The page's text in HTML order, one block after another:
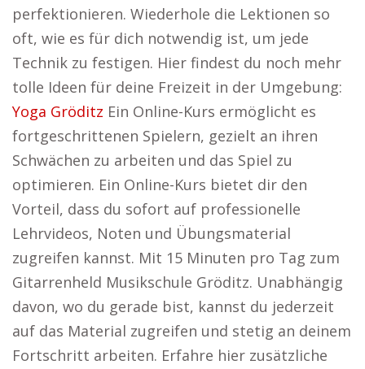
perfektionieren. Wiederhole die Lektionen so
oft, wie es für dich notwendig ist, um jede
Technik zu festigen. Hier findest du noch mehr
tolle Ideen für deine Freizeit in der Umgebung:
Yoga Gröditz Ein Online-Kurs ermöglicht es
fortgeschrittenen Spielern, gezielt an ihren
Schwächen zu arbeiten und das Spiel zu
optimieren. Ein Online-Kurs bietet dir den
Vorteil, dass du sofort auf professionelle
Lehrvideos, Noten und Übungsmaterial
zugreifen kannst. Mit 15 Minuten pro Tag zum
Gitarrenheld Musikschule Gröditz. Unabhängig
davon, wo du gerade bist, kannst du jederzeit
auf das Material zugreifen und stetig an deinem
Fortschritt arbeiten. Erfahre hier zusätzliche